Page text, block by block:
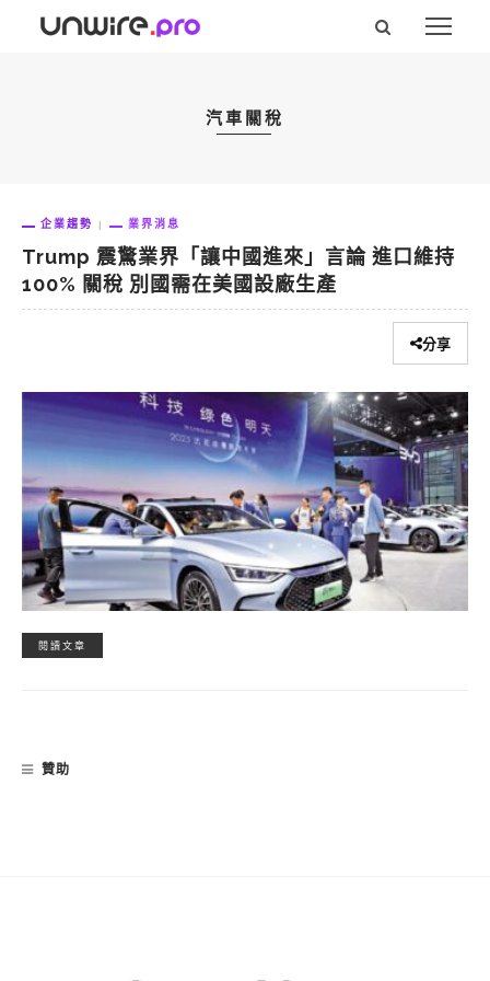
汽車關稅
企業趨勢 業界消息
Trump 震驚業界「讓中國進來」言論 進口維持
100% 關稅 別國需在美國設廠生產
分享
閱讀文章
贊助